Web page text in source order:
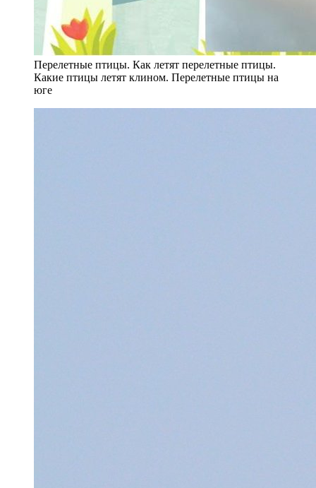
Перелетные птицы. Как летят перелетные птицы.
Какие птицы летят клином. Перелетные птицы на
юге